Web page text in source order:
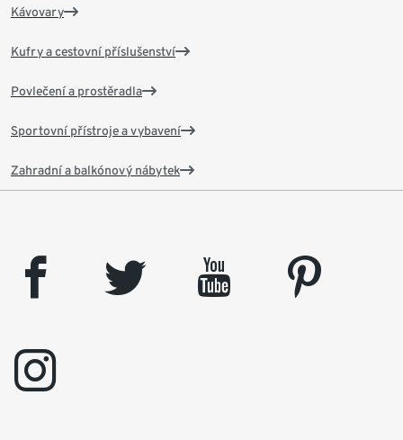
Kávovary
Kufry a cestovní příslušenství
Povlečení a prostěradla
Sportovní přístroje a vybavení
Zahradní a balkónový nábytek
facebook twitter youtube
pinterest
instagram